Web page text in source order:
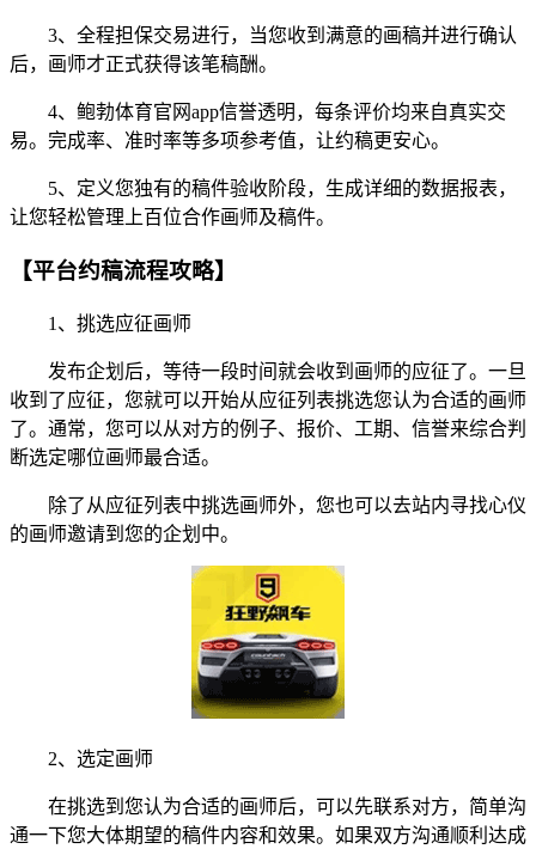
3、全程担保交易进行，当您收到满意的画稿并进行确认
后，画师才正式获得该笔稿酬。
4、鲍勃体育官网app信誉透明，每条评价均来自真实交
易。完成率、准时率等多项参考值，让约稿更安心。
5、定义您独有的稿件验收阶段，生成详细的数据报表，
让您轻松管理上百位合作画师及稿件。
【平台约稿流程攻略】
1、挑选应征画师
发布企划后，等待一段时间就会收到画师的应征了。一旦
收到了应征，您就可以开始从应征列表挑选您认为合适的画师
了。通常，您可以从对方的例子、报价、工期、信誉来综合判
断选定哪位画师最合适。
除了从应征列表中挑选画师外，您也可以去站内寻找心仪
的画师邀请到您的企划中。
2、选定画师
在挑选到您认为合适的画师后，可以先联系对方，简单沟
通一下您大体期望的稿件内容和效果。如果双方沟通顺利达成